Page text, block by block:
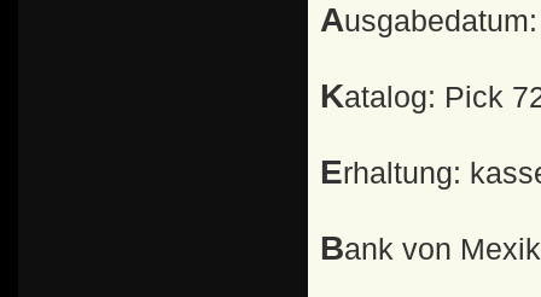
Katalog: Pick
Erhaltung:
Bank von